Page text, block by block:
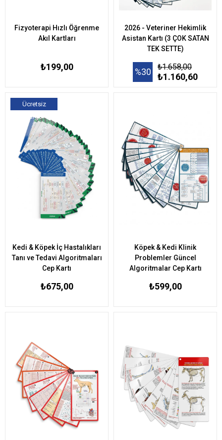
Fizyoterapi Hızlı Öğrenme
Akıl Kartları
₺199,00
2026 - Veteriner Hekimlik
Asistan Kartı (3 ÇOK SATAN
TEK SETTE)
%30 ₺1.658,00
₺1.160,60
Kedi & Köpek İç Hastalıkları
Tanı ve Tedavi Algoritmaları
Cep Kartı
₺675,00
Ücretsiz
Kargo
Köpek & Kedi Klinik
Problemler Güncel
Algoritmalar Cep Kartı
₺599,00